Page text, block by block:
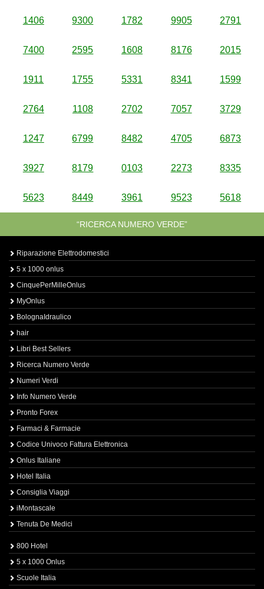
1406 9300 1782 9905 2791
7400 2595 1608 8176 2015
1911 1755 5331 8341 1599
2764 1108 2702 7057 3729
1247 6799 8482 4705 6873
3927 8179 0103 2273 8335
5623 8449 3961 9523 5618
“RICERCA NUMERO VERDE”
Riparazione Elettrodomestici
5 x 1000 onlus
CinquePerMilleOnlus
MyOnlus
BolognaIdraulico
hair
Libri Best Sellers
Ricerca Numero Verde
Numeri Verdi
Info Numero Verde
Pronto Forex
Farmaci & Farmacie
Codice Univoco Fattura Elettronica
Onlus Italiane
Hotel Italia
Consiglia Viaggi
iMontascale
Tenuta De Medici
800 Hotel
5 x 1000 Onlus
Scuole Italia